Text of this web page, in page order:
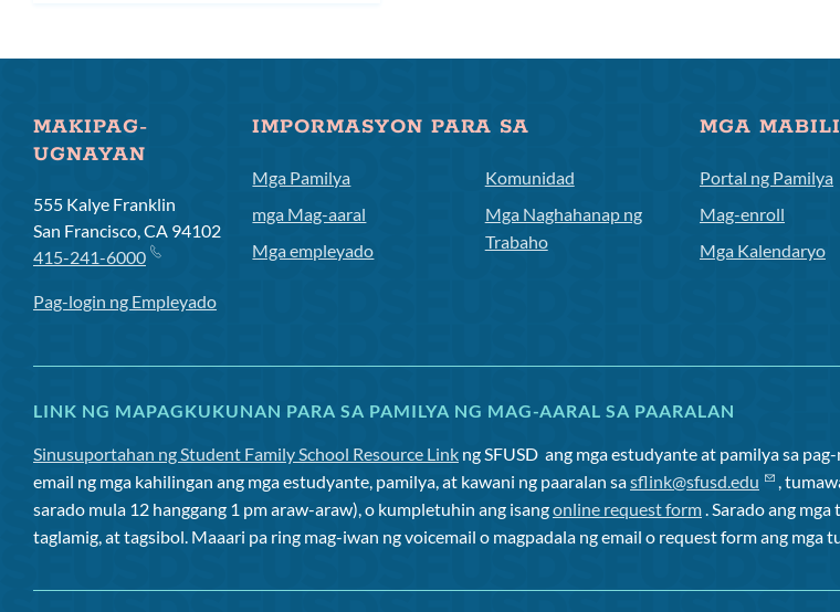
MAKIPAG-
UGNAYAN
555 Kalye Franklin
San Francisco, CA 94102
415-241-6000
Pag-login ng Empleyado
IMPORMASYON PARA SA
Mga Pamilya
mga Mag-aaral
Mga empleyado
Komunidad
Mga Naghahanap ng
Trabaho
MGA
Portal ng Pamilya
Mag-enroll
Mga Kalendaryo
LINK NG MAPAGKUKUNAN PARA SA PAMILYA NG MAG-AARAL SA PAARALAN
Sinusuportahan ng Student Family School Resource Link ng SFUSD ang mga estudyante at pamilya sa
email ng mga kahilingan ang mga estudyante, pamilya, at kawani ng paaralan sasflink@sfusd.edu ,
sarado mula 12 hanggang 1 pm araw-araw), o kumpletuhin ang isangonline request form. Sarado ang
taglamig, at tagsibol. Maaari pa ring mag-iwan ng voicemail o magpadala ng email o request form ang mga